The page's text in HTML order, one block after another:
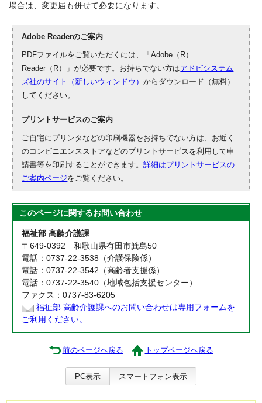
場合は、変更届も併せて必要になります。
Adobe Readerのご案内
PDFファイルをご覧いただくには、「Adobe（R）
Reader（R）」が必要です。お持ちでない方はアドビシステム
ズ社のサイト（新しいウィンドウ）からダウンロード（無料）
してください。
プリントサービスのご案内
ご自宅にプリンタなどの印刷機器をお持ちでない方は、お近く
のコンビニエンスストアなどのプリントサービスを利用して申
請書等を印刷することができます。詳細はプリントサービスの
ご案内ページをご覧ください。
このページに関するお問い合わせ
福祉部 高齢介護課
〒649-0392 和歌山県有田市箕島50
電話：0737-22-3538（介護保険係）
電話：0737-22-3542（高齢者支援係）
電話：0737-22-3540（地域包括支援センター）
ファクス：0737-83-6205
福祉部 高齢介護課へのお問い合わせは専用フォームを
ご利用ください。
前のページへ戻る トップページへ戻る
PC表示 スマートフォン表示